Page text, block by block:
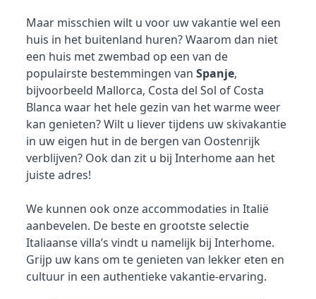
Maar misschien wilt u voor uw vakantie wel een
huis in het buitenland huren? Waarom dan niet
een huis met zwembad op een van de
populairste bestemmingen van Spanje,
bijvoorbeeld Mallorca, Costa del Sol of Costa
Blanca waar het hele gezin van het warme weer
kan genieten? Wilt u liever tijdens uw skivakantie
in uw eigen hut in de bergen van Oostenrijk
verblijven? Ook dan zit u bij Interhome aan het
juiste adres!
We kunnen ook onze accommodaties in Italië
aanbevelen. De beste en grootste selectie
Italiaanse villa’s vindt u namelijk bij Interhome.
Grijp uw kans om te genieten van lekker eten en
cultuur in een authentieke vakantie-ervaring.